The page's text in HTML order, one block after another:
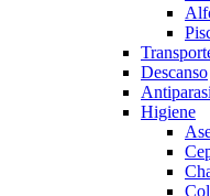
Descanso
Higiene